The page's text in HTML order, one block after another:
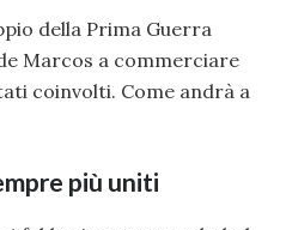
della Prima Guerra
Marcos a commerciare
coinvolti. Come andrà a
più uniti